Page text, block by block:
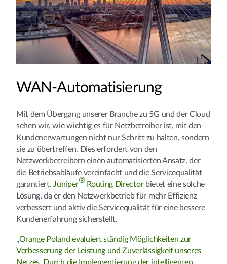
WAN-Automatisierung
Mit dem Übergang unserer Branche zu 5G und der Cloud
sehen wir, wie wichtig es für Netzbetreiber ist, mit den
Kundenerwartungen nicht nur Schritt zu halten, sondern
sie zu übertreffen. Dies erfordert von den
Netzwerkbetreibern einen automatisierten Ansatz, der
die Betriebsabläufe vereinfacht und die Servicequalität
garantiert.Juniper® Routing Directorbietet eine solche
Lösung, da er den Netzwerkbetrieb für mehr Effizienz
verbessert und aktiv die Servicequalität für eine bessere
Kundenerfahrung sicherstellt.
„Orange Poland evaluiert ständig Möglichkeiten zur
Verbesserung der Leistung und Zuverlässigkeit unseres